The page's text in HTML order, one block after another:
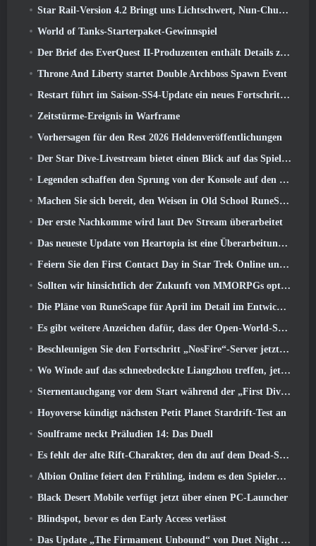
Star Rail-Version 4.2 Bringt uns Lichtschwert, Nun-Chuck, Schlagzeuger-Wegbereiter und ein Emanator der Hochstimmung
World of Tanks-Starterpaket-Gewinnspiel
Der Brief des EverQuest II-Produzenten enthält Details zum Time-Locked-Erweiterungsserver
Throne And Liberty startet Double Archboss Spawn Event
Restart führt im Saison-SS4-Update ein neues Fortschrittssystem ein
Zeitstürme-Ereignis in Warframe
Vorhersagen für den Rest 2026 Heldenveröffentlichungen
Der Star Dive-Livestream bietet einen Blick auf das Spiel in Aktion vor der Veröffentlichung
Legenden schaffen den Sprung von der Konsole auf den PC
Machen Sie sich bereit, den Weisen in Old School RuneScape’s Leagues VI aus dem Käfig zu retten: Dämonische Pakte
Der erste Nachkomme wird laut Dev Stream überarbeitet
Das neueste Update von Heartopia ist eine Überarbeitung im Alice-im-Wunderland-Stil
Feiern Sie den First Contact Day in Star Trek Online und sichern Sie sich eine neue Version des Nobel Intel Battlecruiser
Sollten wir hinsichtlich der Zukunft von MMORPGs optimistisch sein??
Die Pläne von RuneScape für April im Detail im Entwicklervideo
Es gibt weitere Anzeichen dafür, dass der Open-World-Shooter StarCraft eine echte Sache sein könnte
Beschleunigen Sie den Fortschritt „NosFire“-Server jetzt in NosTale verfügbar
Wo Winde auf das schneebedeckte Liangzhou treffen, jetzt mit der Veröffentlichung der Version verfügbar 1.5
Sternentauchgang vor dem Start während der „First Dive Show“
Hoyoverse kündigt nächsten Petit Planet Stardrift-Test an
Soulframe neckt Präludien 14: Das Duell
Es fehlt der alte Rift-Charakter, den du auf dem Dead-Server zurückgelassen hast? Gamigo hat eine Lösung dafür
Albion Online feiert den Frühling, indem es den Spielern ein süßes Hasen-Reittier anbietet
Black Desert Mobile verfügt jetzt über einen PC-Launcher
Blindspot, bevor es den Early Access verlässt
Das Update „The Firmament Unbound“ von Duet Night Abyss schließt die Geschichte von Huaxu ab